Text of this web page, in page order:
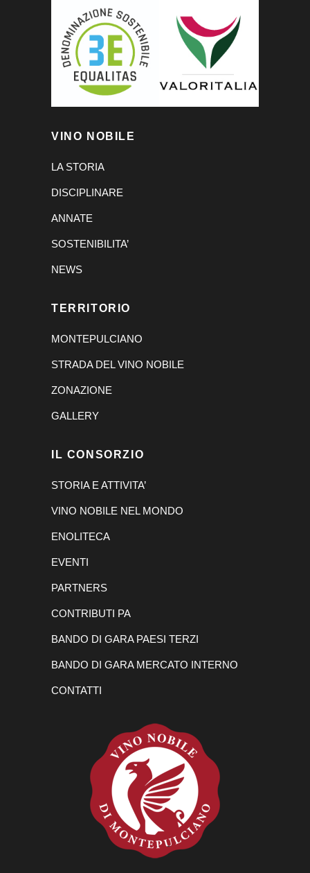
VINO NOBILE
LA STORIA
DISCIPLINARE
ANNATE
SOSTENIBILITA’
NEWS
TERRITORIO
MONTEPULCIANO
STRADA DEL VINO NOBILE
ZONAZIONE
GALLERY
IL CONSORZIO
STORIA E ATTIVITA’
VINO NOBILE NEL MONDO
ENOLITECA
EVENTI
PARTNERS
CONTRIBUTI PA
BANDO DI GARA PAESI TERZI
BANDO DI GARA MERCATO INTERNO
CONTATTI